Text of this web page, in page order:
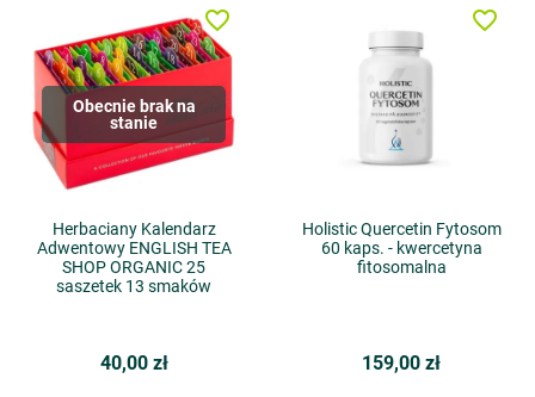
Obecnie brak na
stanie
Herbaciany Kalendarz
Adwentowy ENGLISH TEA
SHOP ORGANIC 25
saszetek 13 smaków
40,00 zł
favorite_border
Holistic Quercetin Fytosom
60 kaps. - kwercetyna
fitosomalna
159,00 zł
favorite_border